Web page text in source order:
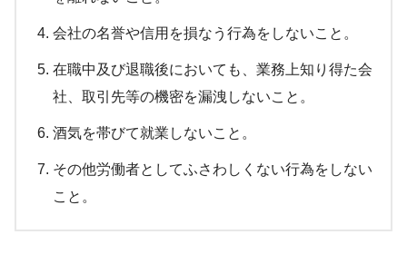
会社の名誉や信用を損なう行為をしないこと。
在職中及び退職後においても、業務上知り得た会
社、取引先等の機密を漏洩しないこと。
酒気を帯びて就業しないこと。
その他労働者としてふさわしくない行為をしない
こと。